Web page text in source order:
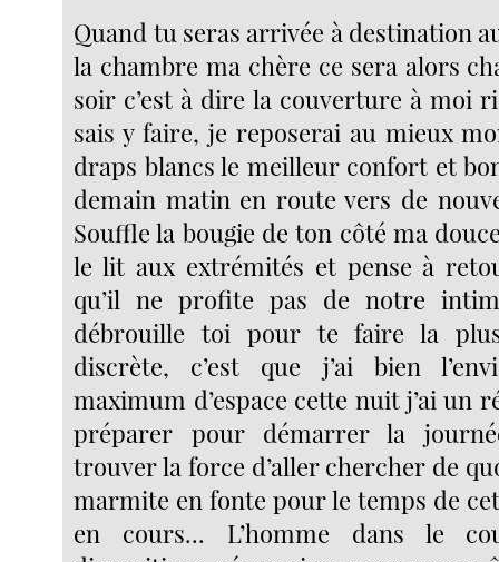
Quand tu seras arrivée à destination
la chambre ma chère ce sera alors
soir c’est à dire la couverture à moi
sais y faire, je reposerai au mieux
draps blancs le meilleur confort et
demain matin en route vers de
Souffle la bougie de ton côté ma
le lit aux extrémités et pense à
qu’il ne profite pas de notre
débrouille toi pour te faire la
discrète, c’est que j’ai bien
maximum d’espace cette nuit j’ai un
préparer pour démarrer la
trouver la force d’aller chercher de
marmite en fonte pour le temps de
en cours... L’homme dans le